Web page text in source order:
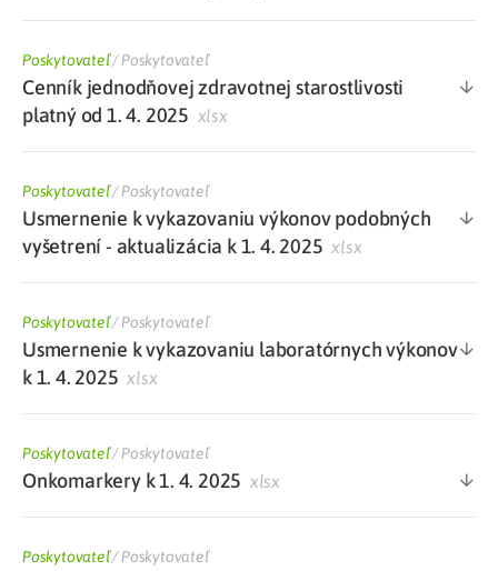
Poskytovateľ/Poskytovateľ
Cenník jednodňovej zdravotnej starostlivosti
platný od 1. 4. 2025 xlsx
Poskytovateľ/Poskytovateľ
Usmernenie k vykazovaniu výkonov podobných
vyšetrení - aktualizácia k 1. 4. 2025 xlsx
Poskytovateľ/Poskytovateľ
Usmernenie k vykazovaniu laboratórnych výkonov
k 1. 4. 2025 xlsx
Poskytovateľ/Poskytovateľ
Onkomarkery k 1. 4. 2025 xlsx
Poskytovateľ/Poskytovateľ